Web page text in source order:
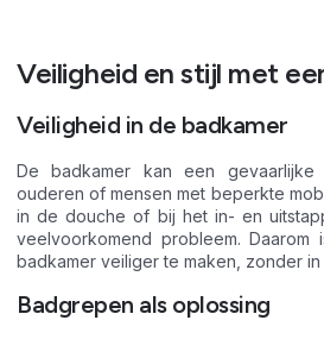
Veiligheid en stijl met
Veiligheid in de badkamer
De badkamer kan een
ouderen of mensen met beperkte
in de douche of bij het in- en
veelvoorkomend probleem.
badkamer veiliger te maken, zonder
Badgrepen als oplossing